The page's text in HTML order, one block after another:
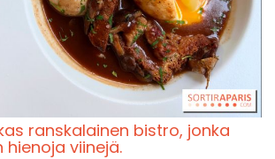
ranskalainen bistro, jonka
hienoja viinejä.